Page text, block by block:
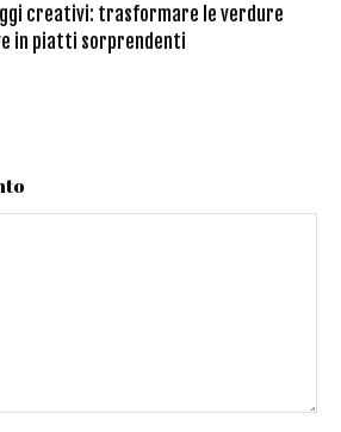
creativi: trasformare le verdure
in piatti sorprendenti